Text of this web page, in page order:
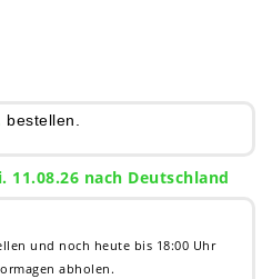
bestellen.
11.08.26 nach Deutschland
und noch heute bis 18:00 Uhr
abholen.